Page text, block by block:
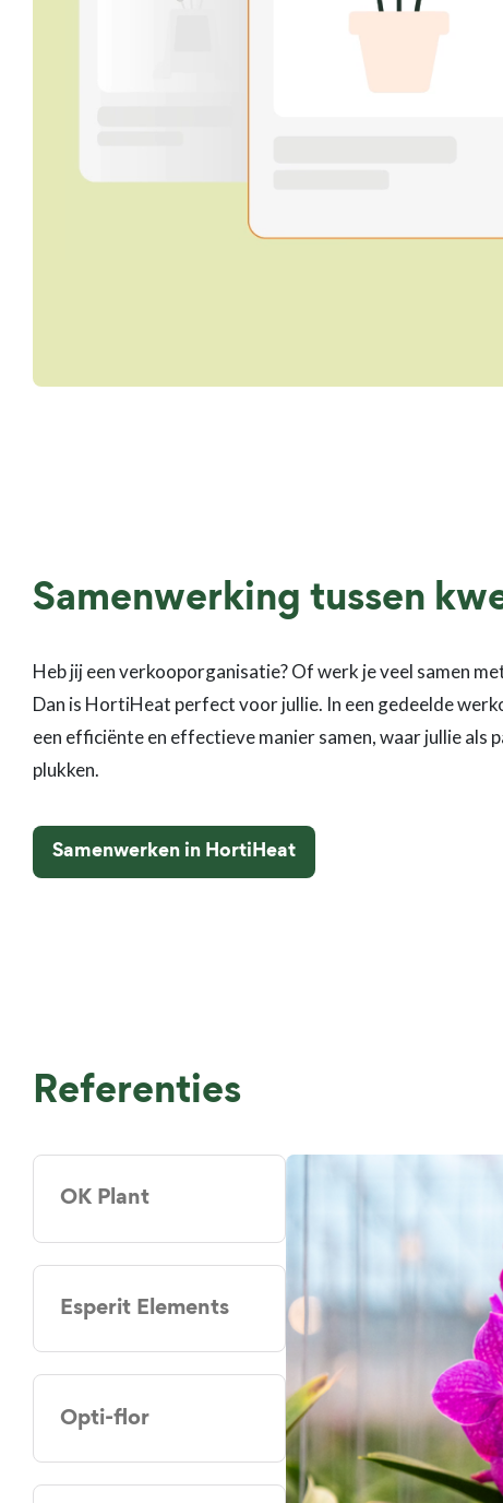
Samenwerking tussen
Heb jij een verkooporganisatie? Of werk je veel samen
Dan is HortiHeat perfect voor jullie. In een gedeelde
een efficiënte en effectieve manier samen, waar jullie als
plukken.
Samenwerken in HortiHeat
Referenties
OK Plant
Esperit Elements
Opti-flor